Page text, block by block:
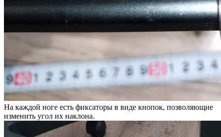
На каждой ноге есть фиксаторы в виде кнопок, позволяющие
изменить угол их наклона.